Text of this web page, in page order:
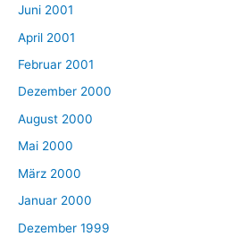
Juni 2001
April 2001
Februar 2001
Dezember 2000
August 2000
Mai 2000
März 2000
Januar 2000
Dezember 1999